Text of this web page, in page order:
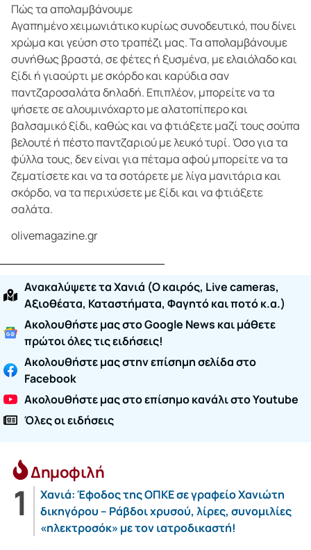
Πώς τα απολαμβάνουμε
Αγαπημένο χειμωνιάτικο κυρίως συνοδευτικό, που δίνει
χρώμα και γεύση στο τραπέζι μας. Τα απολαμβάνουμε
συνήθως βραστά, σε φέτες ή ξυσμένα, με ελαιόλαδο και
ξίδι ή γιαούρτι με σκόρδο και καρύδια σαν
παντζαροσαλάτα δηλαδή. Επιπλέον, μπορείτε να τα
ψήσετε σε αλουμινόχαρτο με αλατοπίπερο και
βαλσαμικό ξίδι, καθώς και να φτιάξετε μαζί τους σούπα
βελουτέ ή πέστο παντζαριού με λευκό τυρί. Όσο για τα
φύλλα τους, δεν είναι για πέταμα αφού μπορείτε να τα
ζεματίσετε και να τα σοτάρετε με λίγα μανιτάρια και
σκόρδο, να τα περιχύσετε με ξίδι και να φτιάξετε
σαλάτα.
olivemagazine.gr
Ανακαλύψετε τα Χανιά (O καιρός, Live cameras,
Αξιοθέατα, Καταστήματα, Φαγητό και ποτό κ.α.)
Ακολουθήστε μας στο Google News και μάθετε
πρώτοι όλες τις ειδήσεις!
Ακολουθήστε μας στην επίσημη σελίδα στο
Facebook
Ακολουθήστε μας στο επίσημο κανάλι στο Youtube
Όλες οι ειδήσεις
Δημοφιλή
Χανιά: Έφοδος της ΟΠΚΕ σε γραφείο Χανιώτη
δικηγόρου – Ράβδοι χρυσού, λίρες, συνομιλίες
«ηλεκτροσόκ» με τον ιατροδικαστή!